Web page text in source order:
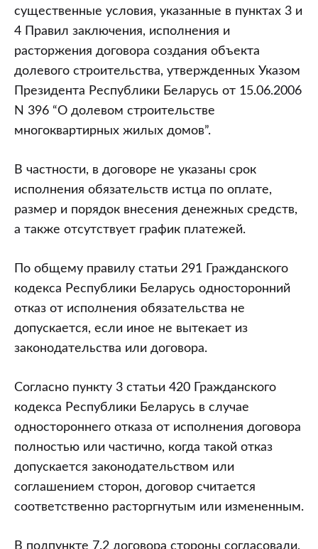
существенные условия, указанные в пунктах 3 и
4 Правил заключения, исполнения и
расторжения договора создания объекта
долевого строительства, утвержденных Указом
Президента Республики Беларусь от 15.06.2006
N 396 “О долевом строительстве
многоквартирных жилых домов”.
В частности, в договоре не указаны срок
исполнения обязательств истца по оплате,
размер и порядок внесения денежных средств,
а также отсутствует график платежей.
По общему правилу статьи 291 Гражданского
кодекса Республики Беларусь односторонний
отказ от исполнения обязательства не
допускается, если иное не вытекает из
законодательства или договора.
Согласно пункту 3 статьи 420 Гражданского
кодекса Республики Беларусь в случае
одностороннего отказа от исполнения договора
полностью или частично, когда такой отказ
допускается законодательством или
соглашением сторон, договор считается
соответственно расторгнутым или измененным.
В подпункте 7.2 договора стороны согласовали,